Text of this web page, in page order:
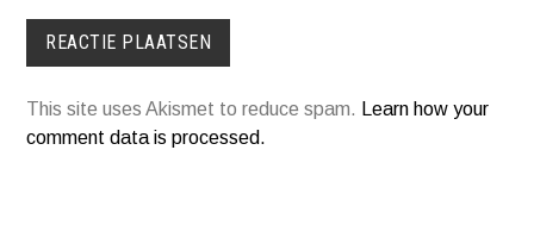
This site uses Akismet to reduce spam. Learn how your
comment data is processed.